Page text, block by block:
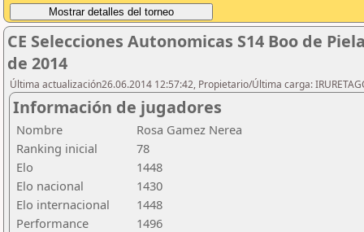
CE Selecciones Autonomicas S14 Boo de
de 2014
Última actualización26.06.2014 12:57:42, Propietario/Última carga:
Información de jugadores
Nombre
Rosa Gamez Nerea
Ranking inicial
78
Elo
1448
Elo nacional
1430
Elo internacional
1448
Performance
1496